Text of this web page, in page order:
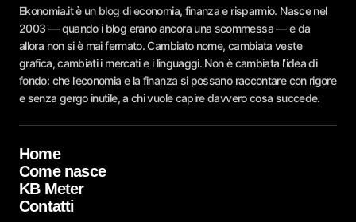
Ekonomia.it è un blog di economia, finanza e risparmio. Nasce nel
2003 — quando i blog erano ancora una scommessa — e da
allora non si è mai fermato. Cambiato nome, cambiata veste
grafica, cambiati i mercati e i linguaggi. Non è cambiata l’idea di
fondo: che l’economia e la finanza si possano raccontare con rigore
e senza gergo inutile, a chi vuole capire davvero cosa succede.
Home
Come nasce
KB Meter
Contatti